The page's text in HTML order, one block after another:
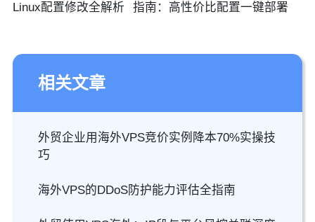
Linux配置修改全解析
指南：高性价比配置一键部署
相关文章
外贸企业用海外VPS竞价实例降本70%实操技
巧
海外VPS的DDoS防护能力评估全指南